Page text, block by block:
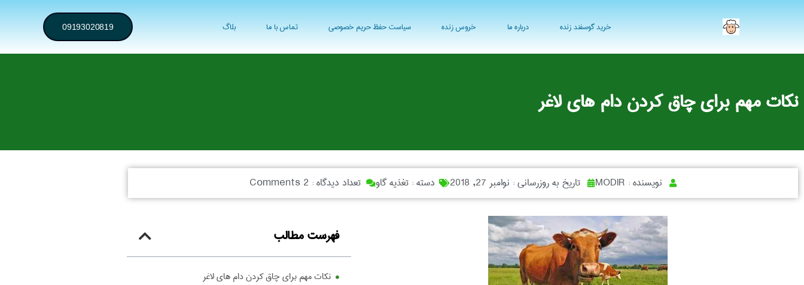
خرید گوسفند زنده درباره ما خروس زنده سیاست حفظ حریم خصوصی تماس با ما بلاگ 09193020819
نکات مهم برای چاق کردن دام های لاغر
نویسنده : تاریخ به روزرسانی : نوامبر 27, 2018 دسته :تغذیه گاو تعداد دیدگاه : 2 Comments
فهرست مطالب
نکات مهم برای چاق کردن دام های لاغر